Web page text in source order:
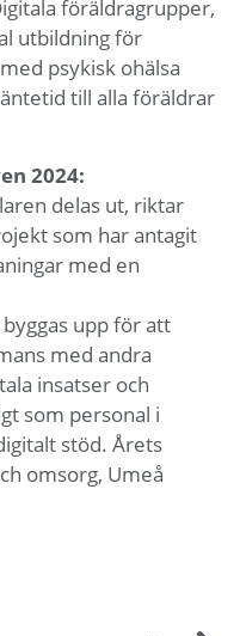
föräldragrupper,
utbildning för
psykisk ohälsa
till alla föräldrar
2024:
delas ut, riktar
som har antagit
med en
upp för att
med andra
insatser och
som personal i
stöd. Årets
omsorg, Umeå